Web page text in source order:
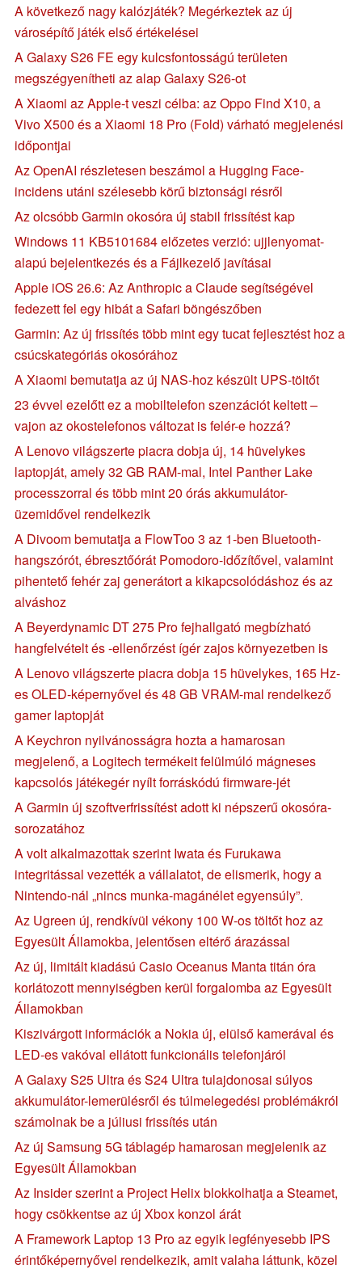
A következő nagy kalózjáték? Megérkeztek az új
városépítő játék első értékelései
A Galaxy S26 FE egy kulcsfontosságú területen
megszégyenítheti az alap Galaxy S26-ot
A Xiaomi az Apple-t veszi célba: az Oppo Find X10, a
Vivo X500 és a Xiaomi 18 Pro (Fold) várható megjelenési
időpontjai
Az OpenAI részletesen beszámol a Hugging Face-
incidens utáni szélesebb körű biztonsági résről
Az olcsóbb Garmin okosóra új stabil frissítést kap
Windows 11 KB5101684 előzetes verzió: ujjlenyomat-
alapú bejelentkezés és a Fájlkezelő javításai
Apple iOS 26.6: Az Anthropic a Claude segítségével
fedezett fel egy hibát a Safari böngészőben
Garmin: Az új frissítés több mint egy tucat fejlesztést hoz a
csúcskategóriás okosórához
A Xiaomi bemutatja az új NAS-hoz készült UPS-töltőt
23 évvel ezelőtt ez a mobiltelefon szenzációt keltett –
vajon az okostelefonos változat is felér-e hozzá?
A Lenovo világszerte piacra dobja új, 14 hüvelykes
laptopját, amely 32 GB RAM-mal, Intel Panther Lake
processzorral és több mint 20 órás akkumulátor-
üzemidővel rendelkezik
A Divoom bemutatja a FlowToo 3 az 1-ben Bluetooth-
hangszórót, ébresztőórát Pomodoro-időzítővel, valamint
pihentető fehér zaj generátort a kikapcsolódáshoz és az
alváshoz
A Beyerdynamic DT 275 Pro fejhallgató megbízható
hangfelvételt és -ellenőrzést ígér zajos környezetben is
A Lenovo világszerte piacra dobja 15 hüvelykes, 165 Hz-
es OLED-képernyővel és 48 GB VRAM-mal rendelkező
gamer laptopját
A Keychron nyilvánosságra hozta a hamarosan
megjelenő, a Logitech termékeit felülmúló mágneses
kapcsolós játékegér nyílt forráskódú firmware-jét
A Garmin új szoftverfrissítést adott ki népszerű okosóra-
sorozatához
A volt alkalmazottak szerint Iwata és Furukawa
integritással vezették a vállalatot, de elismerik, hogy a
Nintendo-nál „nincs munka-magánélet egyensúly”.
Az Ugreen új, rendkívül vékony 100 W-os töltőt hoz az
Egyesült Államokba, jelentősen eltérő árazással
Az új, limitált kiadású Casio Oceanus Manta titán óra
korlátozott mennyiségben kerül forgalomba az Egyesült
Államokban
Kiszivárgott információk a Nokia új, elülső kamerával és
LED-es vakóval ellátott funkcionális telefonjáról
A Galaxy S25 Ultra és S24 Ultra tulajdonosai súlyos
akkumulátor-lemerülésről és túlmelegedési problémákról
számolnak be a júliusi frissítés után
Az új Samsung 5G táblagép hamarosan megjelenik az
Egyesült Államokban
Az Insider szerint a Project Helix blokkolhatja a Steamet,
hogy csökkentse az új Xbox konzol árát
A Framework Laptop 13 Pro az egyik legfényesebb IPS
érintőképernyővel rendelkezik, amit valaha láttunk, közel